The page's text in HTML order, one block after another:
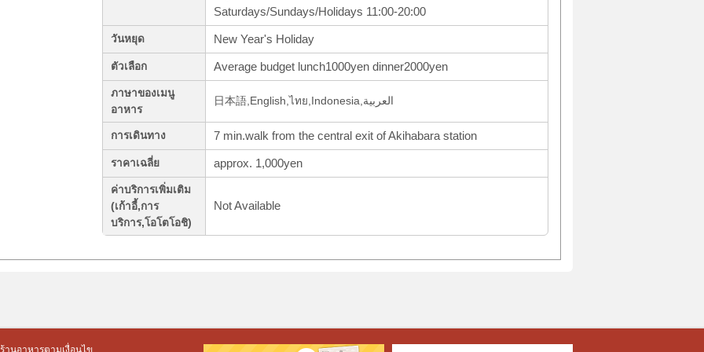
Saturdays/Sundays/Holidays 11:00-20:00
วันหยุด New Year's Holiday
ตัวเลือก Average budget lunch1000yen dinner2000yen
ภาษาของเมนู
อาหาร
日本語,English,ไทย,Indonesia,العربية
การเดินทาง 7 min.walk from the central exit of Akihabara station
ราคาเฉลี่ย approx. 1,000yen
ค่าบริการเพิ่มเติม
(เก้าอี้,การ
บริการ,โอโตโอชิ)
Not Available
านอาหารตามเงื่อนไข